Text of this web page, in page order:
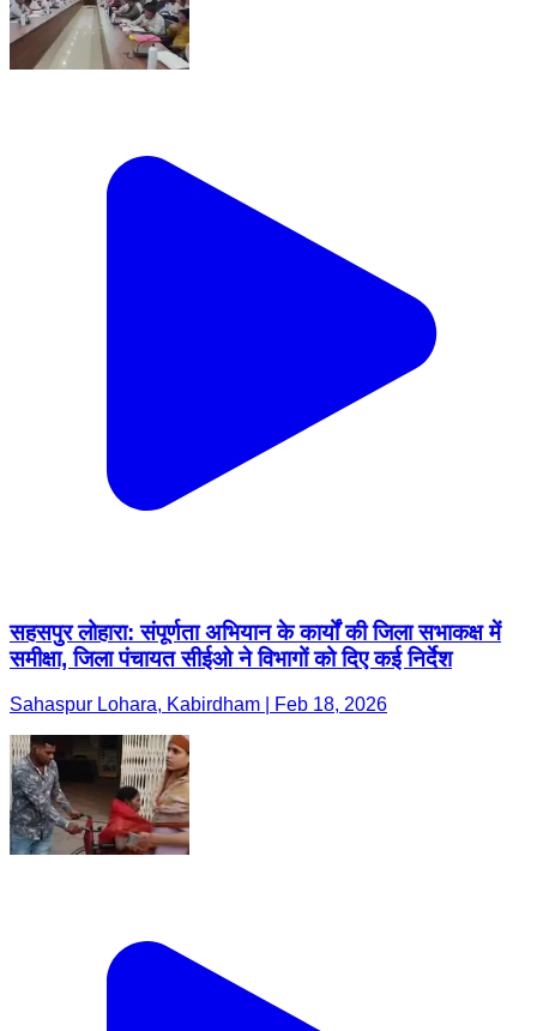
सहसपुर लोहारा: संपूर्णता अभियान के कार्यों की जिला सभाकक्ष में
समीक्षा, जिला पंचायत सीईओ ने विभागों को दिए कई निर्देश
Sahaspur Lohara, Kabirdham | Feb 18, 2026